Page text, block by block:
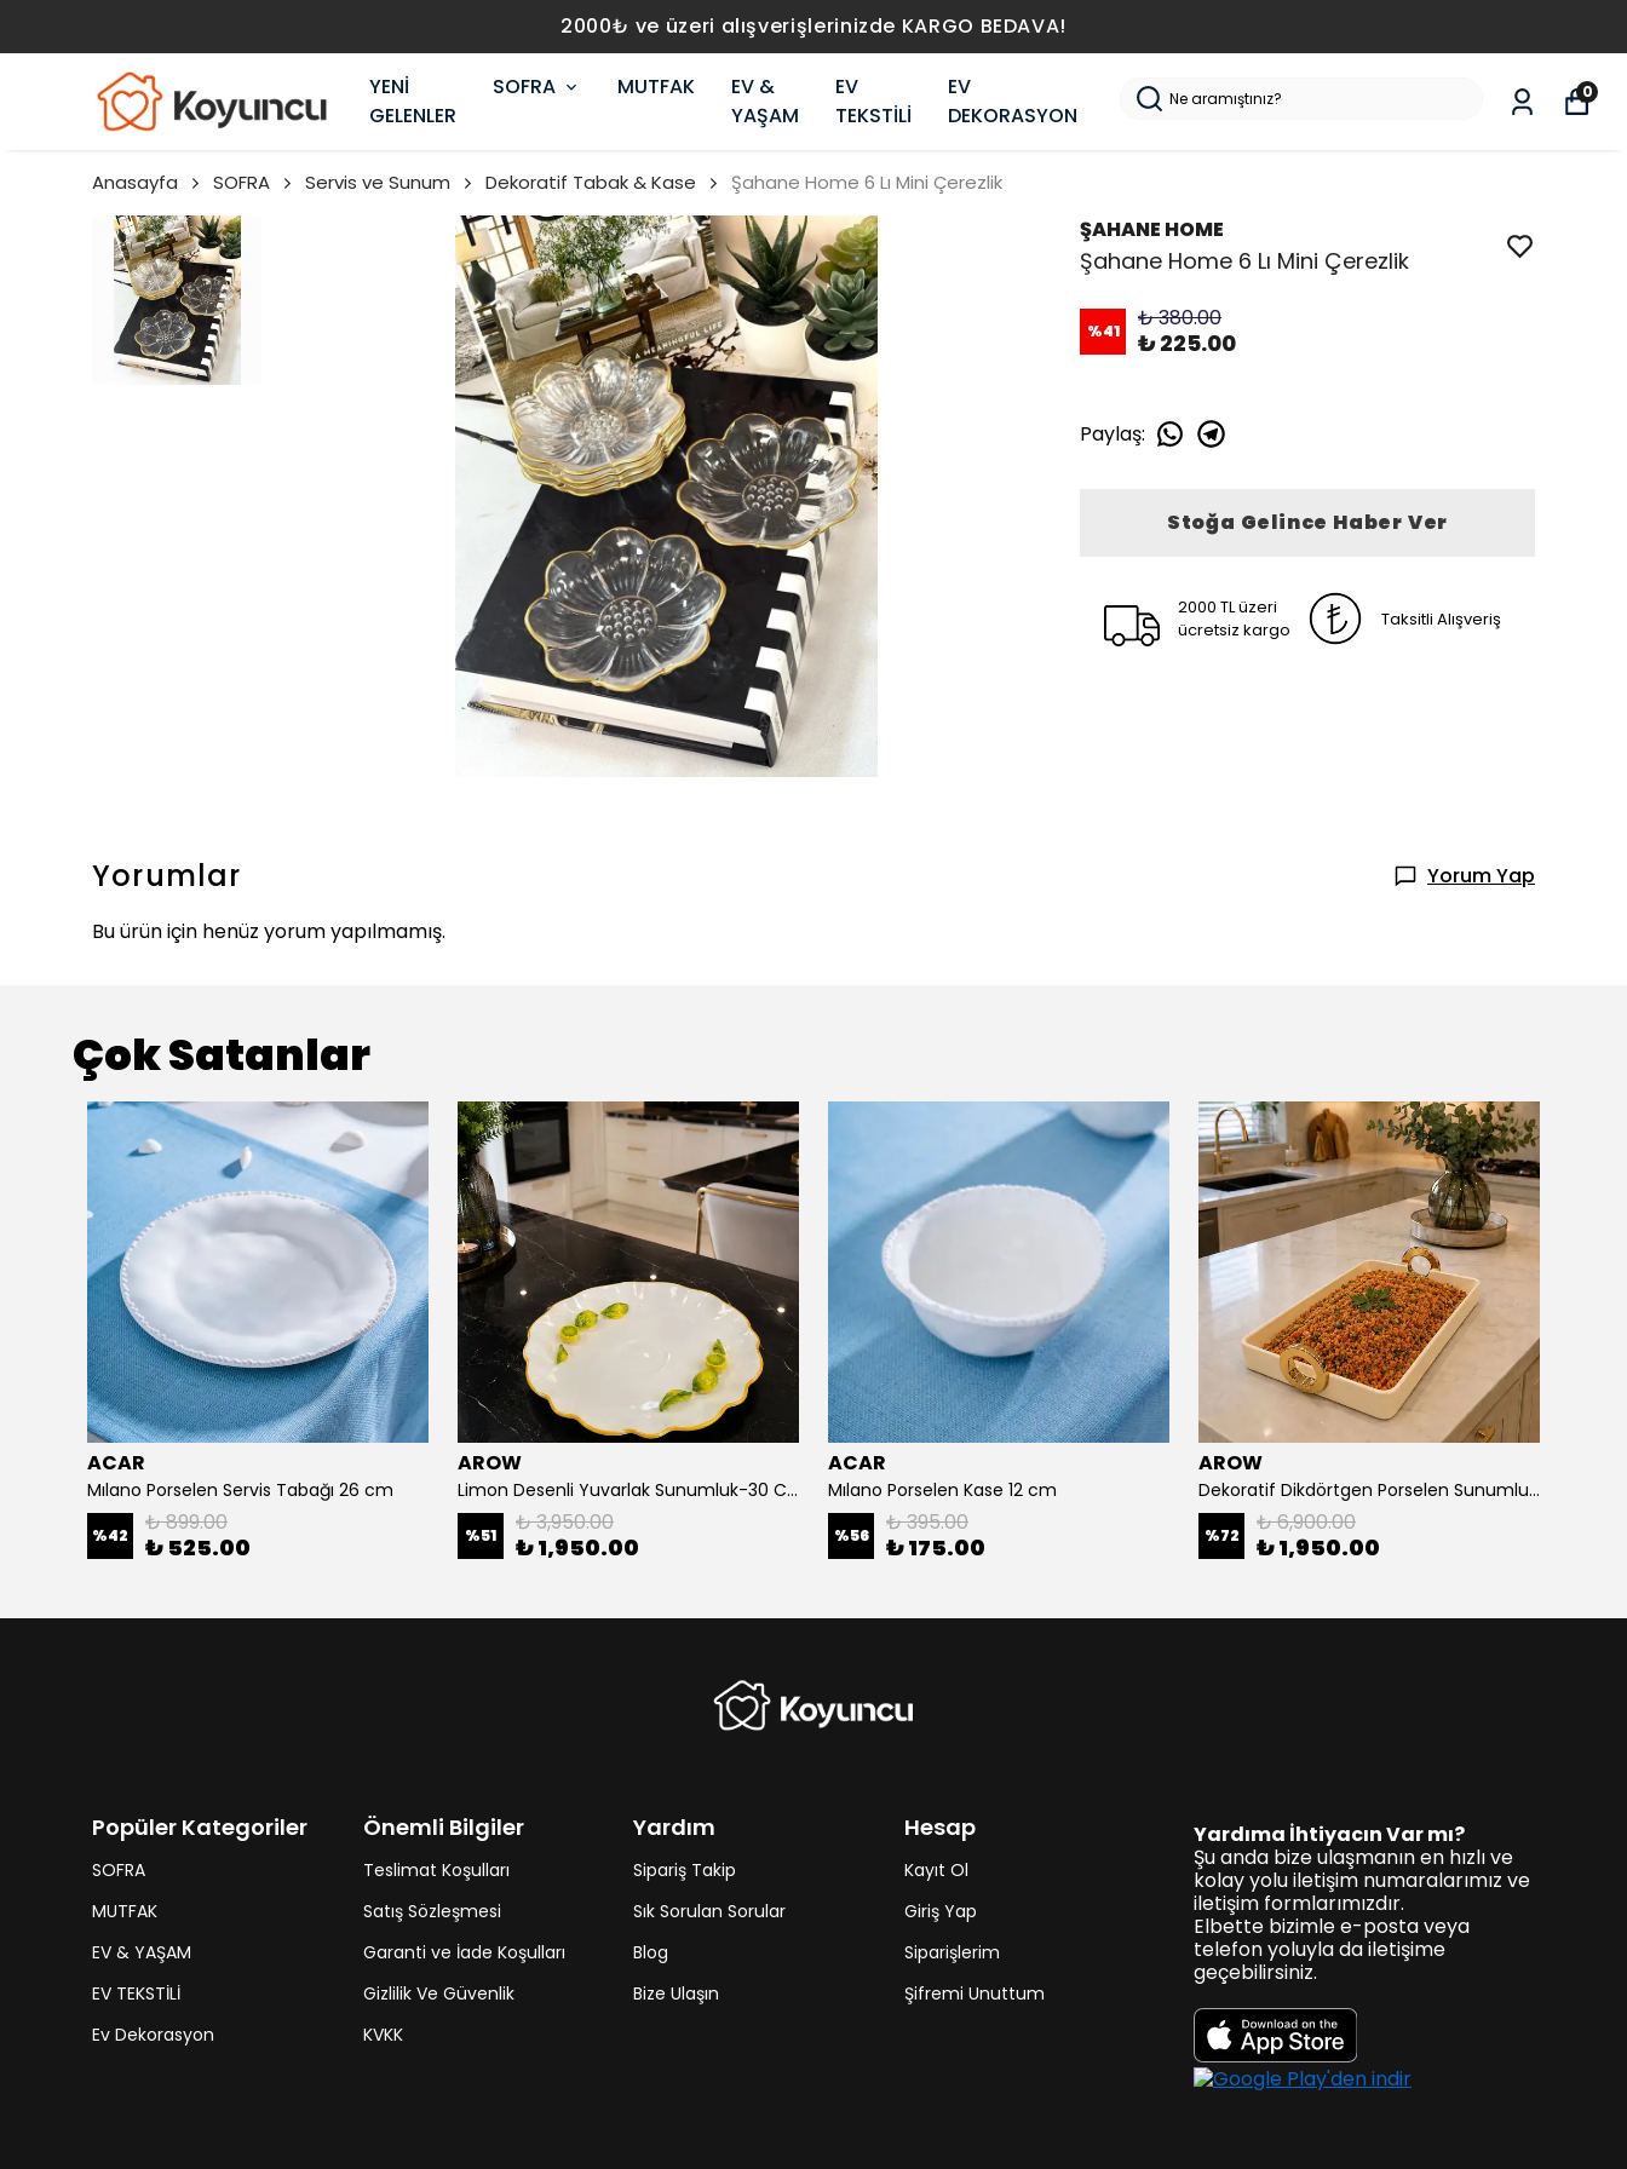
2000₺ ve üzeri alışverişlerinizde KARGO BEDAVA!
YENİ
GELENLER
SOFRA MUTFAK
EV &
YAŞAM
EV
TEKSTİLİ
EV
DEKORASYON
0
Anasayfa SOFRA Servis ve Sunum Dekoratif Tabak & Kase Şahane Home 6 Lı Mini Çerezlik
ŞAHANE HOME
Şahane Home 6 Lı Mini Çerezlik
%41 ₺ 380.00
₺ 225.00
Paylaş:
Stoğa Gelince Haber Ver
2000 TL üzeri
ücretsiz kargo
Taksitli Alışveriş
Yorumlar
Yorum Yap
Bu ürün için henüz yorum yapılmamış.
Çok Satanlar
ACAR
Mılano Porselen Servis Tabağı 26 cm
%42 ₺ 899.00
₺ 525.00
AROW
Limon Desenli Yuvarlak Sunumluk-30 Cm
%51 ₺ 3,950.00
₺ 1,950.00
ACAR
Mılano Porselen Kase 12 cm
%56 ₺ 395.00
₺ 175.00
AROW
Dekoratif Dikdörtgen Porselen Sunumluk Krem-37/25 Cm
%72 ₺ 6,900.00
₺ 1,950.00
Popüler Kategoriler
SOFRA
MUTFAK
EV & YAŞAM
EV TEKSTİLİ
Ev Dekorasyon
Önemli Bilgiler
Teslimat Koşulları
Satış Sözleşmesi
Garanti ve İade Koşulları
Gizlilik Ve Güvenlik
KVKK
Yardım
Sipariş Takip
Sık Sorulan Sorular
Blog
Bize Ulaşın
Hesap
Kayıt Ol
Giriş Yap
Siparişlerim
Şifremi Unuttum
Yardıma İhtiyacın Var mı?
Şu anda bize ulaşmanın en hızlı ve
kolay yolu iletişim numaralarımız ve
iletişim formlarımızdır.
Elbette bizimle e-posta veya
telefon yoluyla da iletişime
geçebilirsiniz.